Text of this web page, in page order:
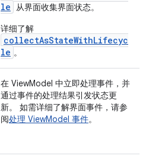
le
从界面收集界面状态。
详细了解
collectAsStateWithLifecyc
le 。
在 ViewModel 中立即处理事件，并
通过事件的处理结果引发状态更
新。 如需详细了解界面事件，请参
阅处理 ViewModel 事件。